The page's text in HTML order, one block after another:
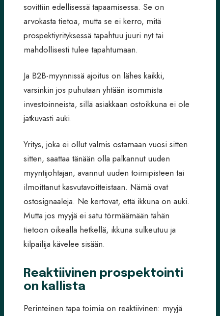
sovittiin edellisessä tapaamisessa. Se on
arvokasta tietoa, mutta se ei kerro, mitä
prospektiyrityksessä tapahtuu juuri nyt tai
mahdollisesti tulee tapahtumaan.
Ja B2B-myynnissä ajoitus on lähes kaikki,
varsinkin jos puhutaan yhtään isommista
investoinneista, sillä asiakkaan ostoikkuna ei ole
jatkuvasti auki.
Yritys, joka ei ollut valmis ostamaan vuosi sitten
sitten, saattaa tänään olla palkannut uuden
myyntijohtajan, avannut uuden toimipisteen tai
ilmoittanut kasvutavoitteistaan. Nämä ovat
ostosignaaleja. Ne kertovat, että ikkuna on auki.
Mutta jos myyjä ei satu törmäämään tähän
tietoon oikealla hetkellä, ikkuna sulkeutuu ja
kilpailija kävelee sisään.
Reaktiivinen prospektointi
on kallista
Perinteinen tapa toimia on reaktiivinen: myyjä